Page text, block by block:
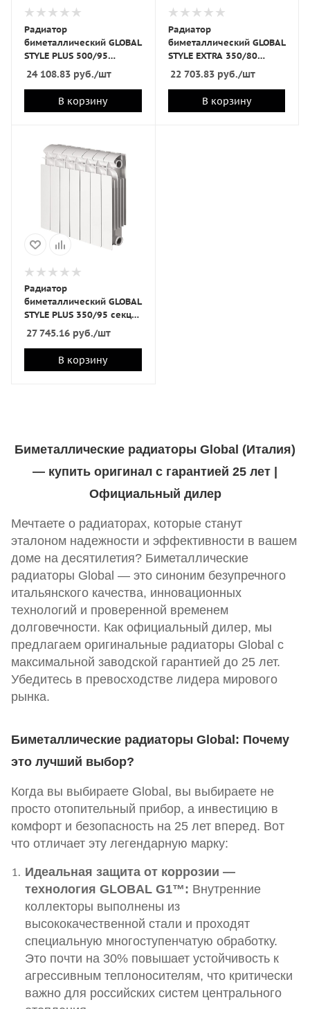
Радиатор
биметаллический GLOBAL
STYLE PLUS 500/95
12секц
24 108.83 руб./шт
В корзину
Радиатор
биметаллический GLOBAL
STYLE EXTRA 350/80
12секц
22 703.83руб./шт
В корзину
Радиатор
биметаллический GLOBAL
STYLE PLUS 350/95 секц
14
27 745.16 руб./шт
В корзину
Биметаллические радиаторы Global (Италия)
— купить оригинал с гарантией 25 лет |
Официальный дилер
Мечтаете о радиаторах, которые станут
эталоном надежности и эффективности в вашем
доме на десятилетия? Биметаллические
радиаторы Global — это синоним безупречного
итальянского качества, инновационных
технологий и проверенной временем
долговечности. Как официальный дилер, мы
предлагаем оригинальные радиаторы Global с
максимальной заводской гарантией до 25 лет.
Убедитесь в превосходстве лидера мирового
рынка.
Биметаллические радиаторы Global: Почему
это лучший выбор?
Когда вы выбираете Global, вы выбираете не
просто отопительный прибор, а инвестицию в
комфорт и безопасность на 25 лет вперед. Вот
что отличает эту легендарную марку:
Идеальная защита от коррозии —
технология GLOBAL G1™: Внутренние
коллекторы выполнены из
высококачественной стали и проходят
специальную многоступенчатую обработку.
Это почти на 30% повышает устойчивость к
агрессивным теплоносителям, что критически
важно для российских систем центрального